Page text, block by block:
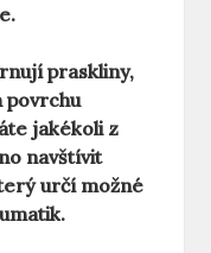
praskliny,
povrchu
jakékoli z
navštívit
určí možné